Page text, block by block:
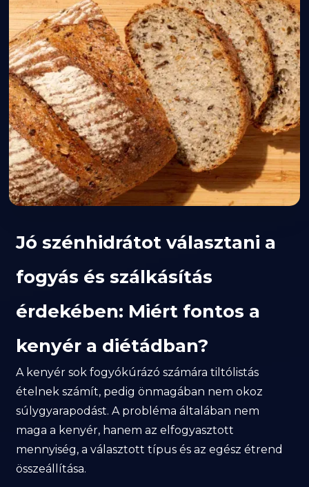
Jó szénhidrátot választani a
fogyás és szálkásítás
érdekében: Miért fontos a
kenyér a diétádban?
A kenyér sok fogyókúrázó számára tiltólistás
ételnek számít, pedig önmagában nem okoz
súlygyarapodást. A probléma általában nem
maga a kenyér, hanem az elfogyasztott
mennyiség, a választott típus és az egész étrend
összeállítása.